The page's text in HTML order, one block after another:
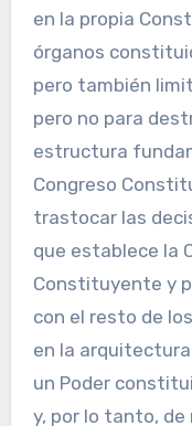
en la propia
órganos
pero también
pero no para
estructura
Congreso
trastocar las
que establece la
Constituyente y
con el resto de
en la
un Poder
y, por lo tanto,